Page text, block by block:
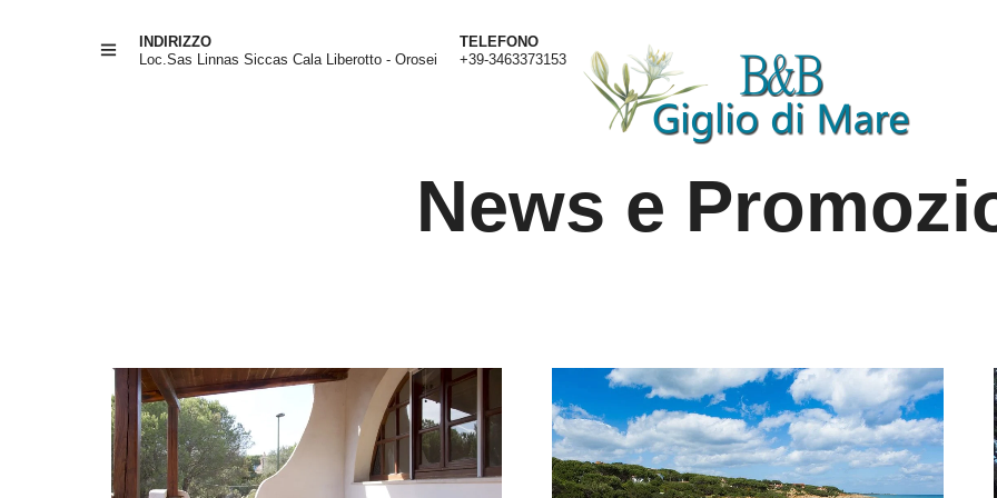
INDIRIZZO
Loc.Sas Linnas Siccas Cala Liberotto - Orosei
TELEFONO
+39-3463373153
News e